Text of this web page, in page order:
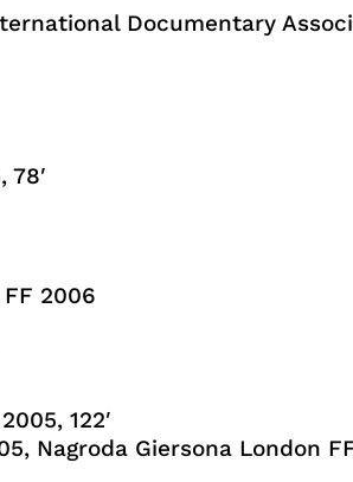
Documentary
2006
122′
Nagroda Giersona London